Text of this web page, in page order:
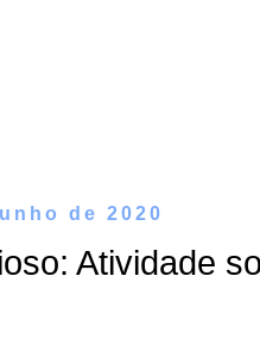
de 2020
Atividade